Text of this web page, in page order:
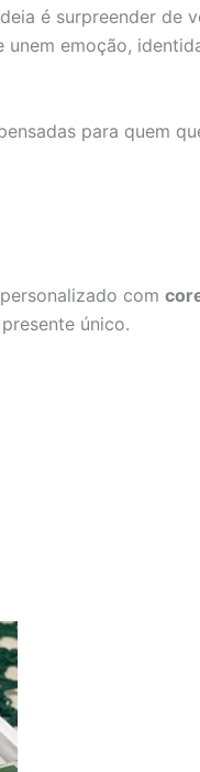
é surpreender de
unem emoção,
para quem
com
único.